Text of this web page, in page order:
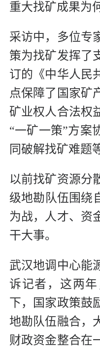
重大找矿成果为
采访中，多位专
策为找矿发挥了
订的《中华人民
点保障了国家矿
矿业权人合法权
“一矿一策”方案
同破解找矿难题
以前找矿资源分
级地勘队伍围绕
为战，人才、资
干大事。
武汉地调中心能
诉记者，这两
下，国家政策鼓
地勘队伍融合，
财政资金整合在